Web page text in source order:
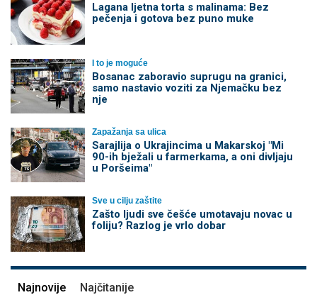
Lagana ljetna torta s malinama: Bez
pečenja i gotova bez puno muke
I to je moguće
Bosanac zaboravio suprugu na granici,
samo nastavio voziti za Njemačku bez
nje
Zapažanja sa ulica
Sarajlija o Ukrajincima u Makarskoj "Mi
90-ih bježali u farmerkama, a oni divljaju
u Poršeima"
Sve u cilju zaštite
Zašto ljudi sve češće umotavaju novac u
foliju? Razlog je vrlo dobar
Najnovije Najčitanije